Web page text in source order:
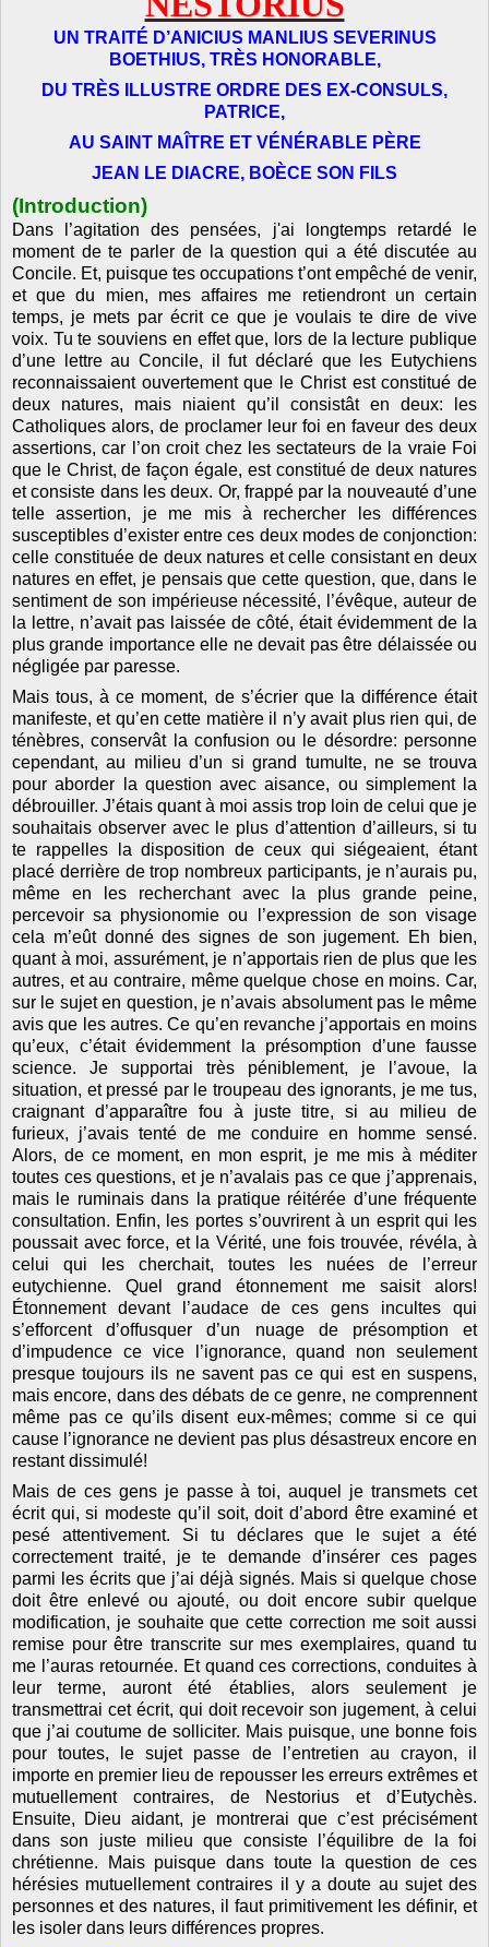
UN TRAITÉ D’ANICIUS MANLIUS SEVERINUS
BOETHIUS, TRÈS HONORABLE,
DU TRÈS ILLUSTRE ORDRE DES EX-CONSULS,
PATRICE,
AU SAINT MAÎTRE ET VÉNÉRABLE PÈRE
JEAN LE DIACRE, BOÈCE SON FILS
(Introduction)
Dans l’agitation des pensées, j'ai longtemps retardé le
moment de te parler de la question qui a été discutée au
Concile. Et, puisque tes occupations t’ont empêché de venir,
et que du mien, mes affaires me retiendront un certain
temps, je mets par écrit ce que je voulais te dire de vive
voix. Tu te souviens en effet que, lors de la lecture publique
d’une lettre au Concile, il fut déclaré que les Eutychiens
reconnaissaient ouvertement que le Christ est constitué de
deux natures, mais niaient qu’il consistât en deux: les
Catholiques alors, de proclamer leur foi en faveur des deux
assertions, car l’on croit chez les sectateurs de la vraie Foi
que le Christ, de façon égale, est constitué de deux natures
et consiste dans les deux. Or, frappé par la nouveauté d’une
telle assertion, je me mis à rechercher les différences
susceptibles d’exister entre ces deux modes de conjonction:
celle constituée de deux natures et celle consistant en deux
natures en effet, je pensais que cette question, que, dans le
sentiment de son impérieuse nécessité, l’évêque, auteur de
la lettre, n’avait pas laissée de côté, était évidemment de la
plus grande importance elle ne devait pas être délaissée ou
négligée par paresse.
Mais tous, à ce moment, de s’écrier que la différence était
manifeste, et qu’en cette matière il n’y avait plus rien qui, de
ténèbres, conservât la confusion ou le désordre: personne
cependant, au milieu d’un si grand tumulte, ne se trouva
pour aborder la question avec aisance, ou simplement la
débrouiller. J’étais quant à moi assis trop loin de celui que je
souhaitais observer avec le plus d’attention d’ailleurs, si tu
te rappelles la disposition de ceux qui siégeaient, étant
placé derrière de trop nombreux participants, je n’aurais pu,
même en les recherchant avec la plus grande peine,
percevoir sa physionomie ou l’expression de son visage
cela m’eût donné des signes de son jugement. Eh bien,
quant à moi, assurément, je n’apportais rien de plus que les
autres, et au contraire, même quelque chose en moins. Car,
sur le sujet en question, je n’avais absolument pas le même
avis que les autres. Ce qu’en revanche j’apportais en moins
qu’eux, c’était évidemment la présomption d’une fausse
science. Je supportai très péniblement, je l’avoue, la
situation, et pressé par le troupeau des ignorants, je me tus,
craignant d’apparaître fou à juste titre, si au milieu de
furieux, j’avais tenté de me conduire en homme sensé.
Alors, de ce moment, en mon esprit, je me mis à méditer
toutes ces questions, et je n’avalais pas ce que j’apprenais,
mais le ruminais dans la pratique réitérée d’une fréquente
consultation. Enfin, les portes s’ouvrirent à un esprit qui les
poussait avec force, et la Vérité, une fois trouvée, révéla, à
celui qui les cherchait, toutes les nuées de l’erreur
eutychienne. Quel grand étonnement me saisit alors!
Étonnement devant l’audace de ces gens incultes qui
s’efforcent d’offusquer d’un nuage de présomption et
d’impudence ce vice l’ignorance, quand non seulement
presque toujours ils ne savent pas ce qui est en suspens,
mais encore, dans des débats de ce genre, ne comprennent
même pas ce qu’ils disent eux-mêmes; comme si ce qui
cause l’ignorance ne devient pas plus désastreux encore en
restant dissimulé!
Mais de ces gens je passe à toi, auquel je transmets cet
écrit qui, si modeste qu’il soit, doit d’abord être examiné et
pesé attentivement. Si tu déclares que le sujet a été
correctement traité, je te demande d’insérer ces pages
parmi les écrits que j’ai déjà signés. Mais si quelque chose
doit être enlevé ou ajouté, ou doit encore subir quelque
modification, je souhaite que cette correction me soit aussi
remise pour être transcrite sur mes exemplaires, quand tu
me l’auras retournée. Et quand ces corrections, conduites à
leur terme, auront été établies, alors seulement je
transmettrai cet écrit, qui doit recevoir son jugement, à celui
que j’ai coutume de solliciter. Mais puisque, une bonne fois
pour toutes, le sujet passe de l’entretien au crayon, il
importe en premier lieu de repousser les erreurs extrêmes et
mutuellement contraires, de Nestorius et d’Eutychès.
Ensuite, Dieu aidant, je montrerai que c’est précisément
dans son juste milieu que consiste l’équilibre de la foi
chrétienne. Mais puisque dans toute la question de ces
hérésies mutuellement contraires il y a doute au sujet des
personnes et des natures, il faut primitivement les définir, et
les isoler dans leurs différences propres.